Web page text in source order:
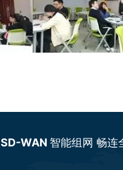
团队风采
SD-WAN 智能组网 畅连